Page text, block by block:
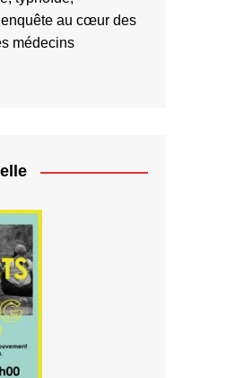
au cœur des
médecins